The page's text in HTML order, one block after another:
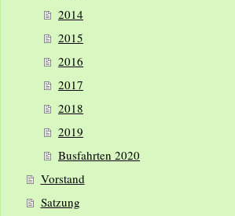
2014
2015
2016
2017
2018
2019
Busfahrten 2020
Vorstand
Satzung